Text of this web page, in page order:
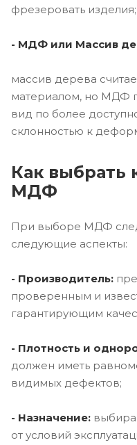
фрезеровать изделия;
- МДФ или Массив
массив дерева
материалом, но МДФ
вид по более
склонностью к
Как выбрать
МДФ
При выборе МДФ
следующие аспекты:
- Производитель:
проверенным и
гарантирующим
- Плотность и
должен иметь
видимых дефектов;
- Назначение:
от условий